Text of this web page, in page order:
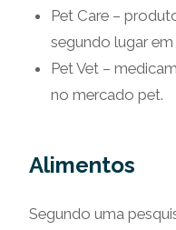
Pet Care –
segundo lugar em
Pet Vet –
no mercado pet.
Alimentos
Segundo uma